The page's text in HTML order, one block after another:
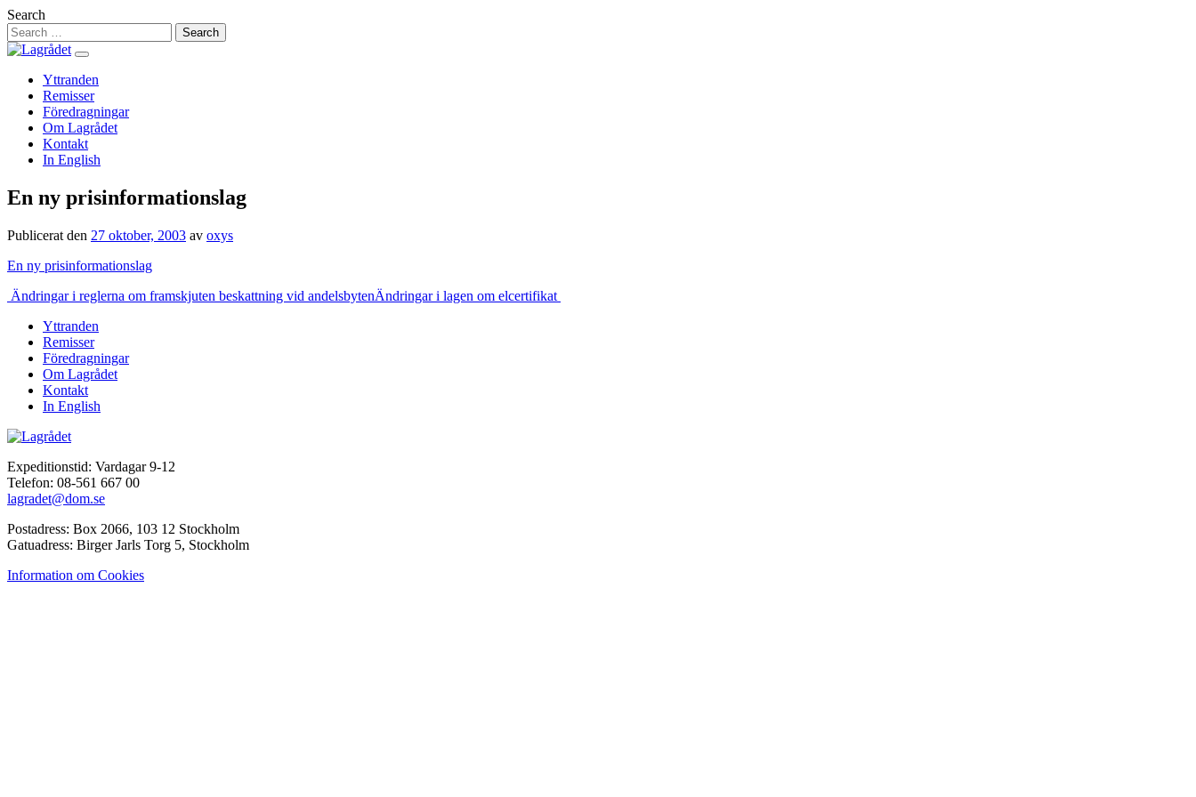
Hoppa
till
innehåll
Search
Yttranden
Remisser
Föredragningar
Om Lagrådet
Kontakt
In English
En ny prisinformationslag
Publicerat den 27 oktober, 2003 av oxys
En ny prisinformationslag
Inläggsnavigering
Ändringar i reglerna om framskjuten beskattning vid andelsbytenÄndringar i lagen om elcertifikat
Yttranden
Remisser
Föredragningar
Om Lagrådet
Kontakt
In English
Expeditionstid: Vardagar 9-12
Telefon: 08-561 667 00
lagradet@dom.se
Postadress: Box 2066, 103 12 Stockholm
Gatuadress: Birger Jarls Torg 5, Stockholm
Information om Cookies